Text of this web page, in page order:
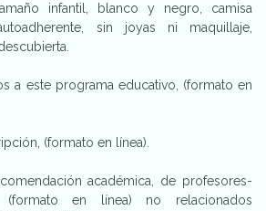
infantil, blanco y negro, camisa
sin joyas ni maquillaje,
a este programa educativo, (formato en
(formato en línea).
académica, de profesores-
(formato en línea) no relacionados